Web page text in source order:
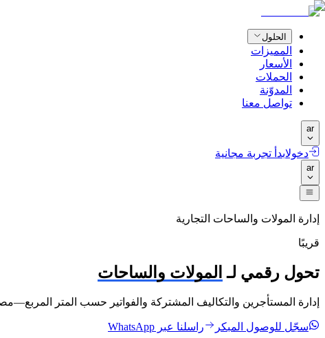
الحلول
المميزات
الأسعار
الحملات
المدوّنة
تواصل معنا
ar
دخولابدأ تجربة مجانية
ar
إدارة المولات والساحات التجارية
قريبًا
تحول رقمي لـ المولات والساحات
إدارة المستأجرين والتكاليف المشتركة والفواتير حسب المتر
سجّل للوصول المبكر راسلنا عبر WhatsApp